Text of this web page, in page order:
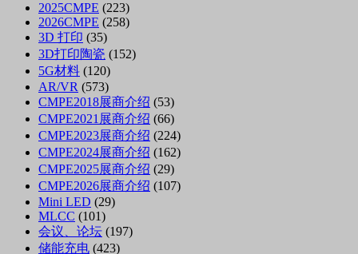
2025CMPE (223)
2026CMPE (258)
3D 打印 (35)
3D打印陶瓷 (152)
5G材料 (120)
AR/VR (573)
CMPE2018展商介绍 (53)
CMPE2021展商介绍 (66)
CMPE2023展商介绍 (224)
CMPE2024展商介绍 (162)
CMPE2025展商介绍 (29)
CMPE2026展商介绍 (107)
Mini LED (29)
MLCC (101)
会议、论坛 (197)
储能充电 (423)